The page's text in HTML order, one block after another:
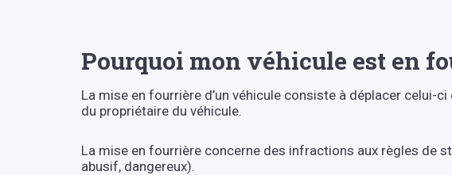
Pourquoi mon véhicule est en
La mise en fourrière d’un véhicule consiste à déplacer celui-
du propriétaire du véhicule.
La mise en fourrière concerne des infractions aux règles de
abusif, dangereux).